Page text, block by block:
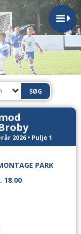
2026 • Pulje 1
PARK
18.00